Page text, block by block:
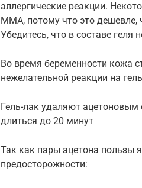
аллергические реакции.
ММА, потому что это дешевле,
Убедитесь, что в составе геля
Во время беременности кожа
нежелательной реакции на
Гель-лак удаляют
длиться до 20 минут
Так как пары ацетона пользы
предосторожности: